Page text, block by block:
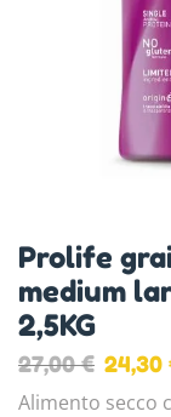
Prolife
medium
2,5KG
27,00€ 24,30
Alimento secco